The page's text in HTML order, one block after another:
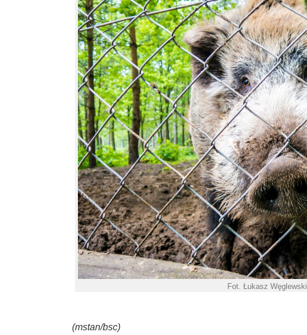
Fot. Łukasz Węglewski
(mstan/bsc)